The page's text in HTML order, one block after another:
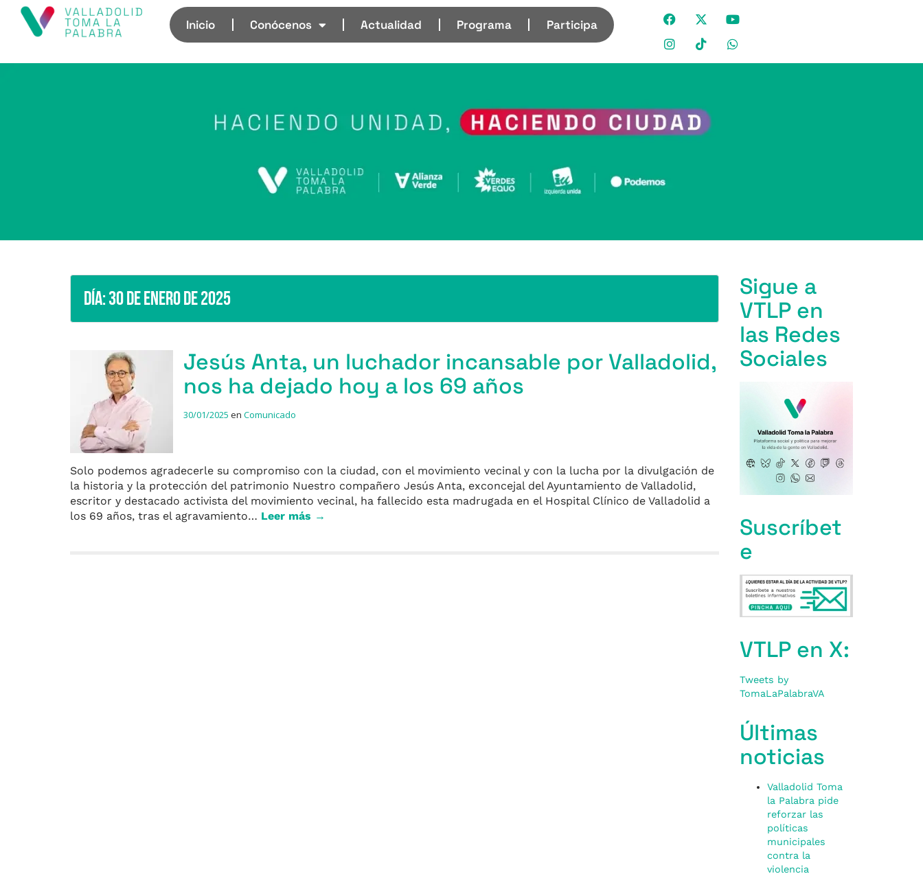
Inicio Conócenos Actualidad Programa Participa
Día:30 de enero de 2025
Jesús Anta, un luchador incansable por Valladolid,
nos ha dejado hoy a los 69 años
30/01/2025 en Comunicado
Solo podemos agradecerle su compromiso con la ciudad, con el movimiento vecinal y con la lucha por la divulgación de
la historia y la protección del patrimonio Nuestro compañero Jesús Anta, exconcejal del Ayuntamiento de Valladolid,
escritor y destacado activista del movimiento vecinal, ha fallecido esta madrugada en el Hospital Clínico de Valladolid a
los 69 años, tras el agravamiento… Leer más →
Sigue a
VTLP en
las Redes
Sociales
Suscríbet
e
VTLP en X:
Tweets by
TomaLaPalabraVA
Últimas
noticias
Valladolid Toma
la Palabra pide
reforzar las
políticas
municipales
contra la
violencia